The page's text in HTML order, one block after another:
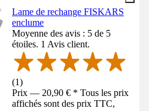
Lame de rechange FISKARS
enclume
Moyenne des avis : 5 de 5
étoiles. 1 Avis client.
(1)
Prix — 20,90 € * Tous les prix
affichés sont des prix TTC,